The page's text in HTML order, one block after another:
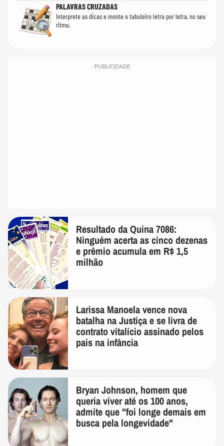
PALAVRAS CRUZADAS
Interprete as dicas e monte o tabuleiro letra por letra, no seu
ritmo.
PUBLICIDADE
Resultado da Quina 7086:
Ninguém acerta as cinco dezenas
e prêmio acumula em R$ 1,5
milhão
Larissa Manoela vence nova
batalha na Justiça e se livra de
contrato vitalício assinado pelos
pais na infância
Bryan Johnson, homem que
queria viver até os 100 anos,
admite que "foi longe demais em
busca pela longevidade"